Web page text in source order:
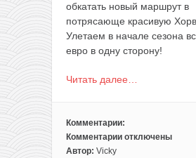
обкатать новый маршрут в
потрясающе красивую
Улетаем в начале сезона
евро в одну сторону!
Читать далее…
Комментарии:
Комментарии
к
отключены
Автор: Vicky